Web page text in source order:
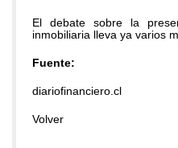
El debate sobre la
inmobiliaria lleva ya varios
Fuente:
diariofinanciero.cl
Volver